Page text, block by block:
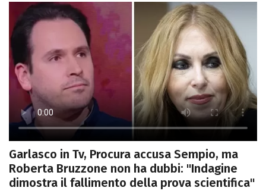
Garlasco in Tv, Procura accusa Sempio, ma
Roberta Bruzzone non ha dubbi: "Indagine
dimostra il fallimento della prova scientifica"